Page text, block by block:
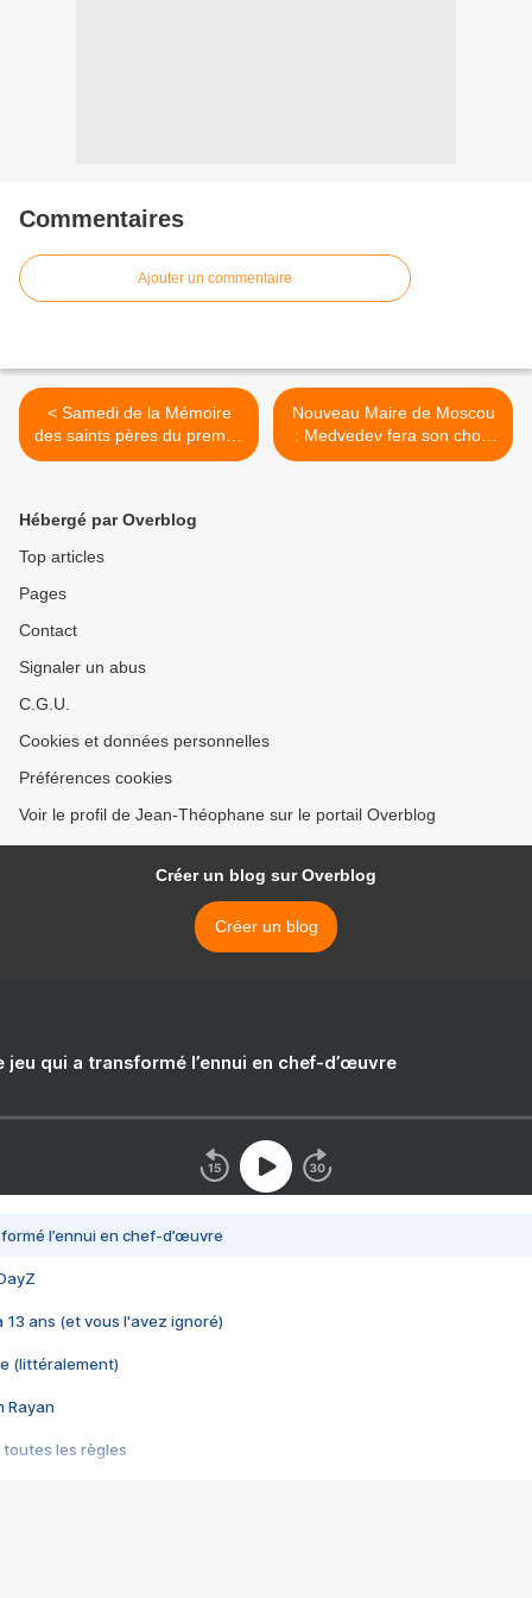
Commentaires
Ajouter un commentaire
< Samedi de la Mémoire
des saints pères du premier
Concile Oecuménique
Nouveau Maire de Moscou
: Medvedev fera son choix
rapidement >
Hébergé par Overblog
Top articles
Pages
Contact
Signaler un abus
C.G.U.
Cookies et données personnelles
Préférences cookies
Voir le profil de Jean-Théophane sur le portail Overblog
Créer un blog sur Overblog
Créer un blog
jeu qui a transformé l’ennui en chef-d’œuvre
l’ennui en chef-d’œuvre
13 ans (et vous l'avez ignoré)
(littéralement)
Rayan
toutes les règles